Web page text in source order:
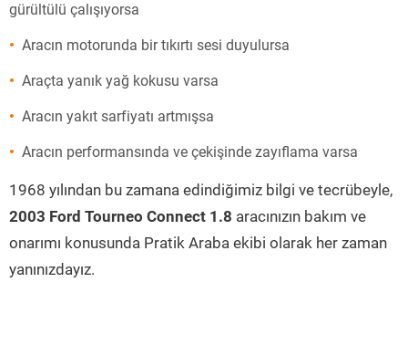
gürültülü çalışıyorsa
Aracın motorunda bir tıkırtı sesi duyulursa
Araçta yanık yağ kokusu varsa
Aracın yakıt sarfiyatı artmışsa
Aracın performansında ve çekişinde zayıflama varsa
1968 yılından bu zamana edindiğimiz bilgi ve tecrübeyle,
2003 Ford Tourneo Connect 1.8 aracınızın bakım ve
onarımı konusunda Pratik Araba ekibi olarak her zaman
yanınızdayız.